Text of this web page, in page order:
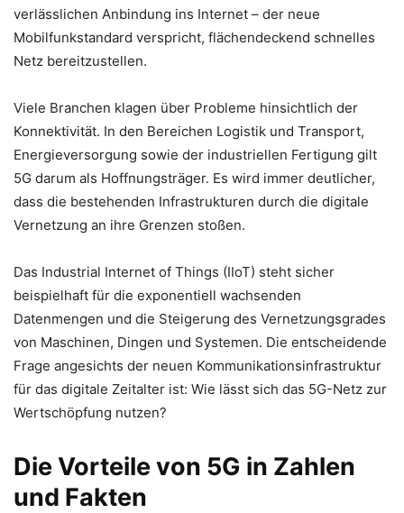
verlässlichen Anbindung ins Internet – der neue
Mobilfunkstandard verspricht, flächendeckend schnelles
Netz bereitzustellen.
Viele Branchen klagen über Probleme hinsichtlich der
Konnektivität. In den Bereichen Logistik und Transport,
Energieversorgung sowie der industriellen Fertigung gilt
5G darum als Hoffnungsträger. Es wird immer deutlicher,
dass die bestehenden Infrastrukturen durch die digitale
Vernetzung an ihre Grenzen stoßen.
Das Industrial Internet of Things (IIoT) steht sicher
beispielhaft für die exponentiell wachsenden
Datenmengen und die Steigerung des Vernetzungsgrades
von Maschinen, Dingen und Systemen. Die entscheidende
Frage angesichts der neuen Kommunikationsinfrastruktur
für das digitale Zeitalter ist: Wie lässt sich das 5G-Netz zur
Wertschöpfung nutzen?
Die Vorteile von 5G in Zahlen
und Fakten